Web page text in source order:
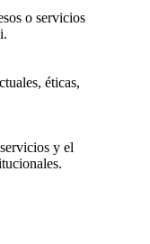
o servicios
éticas,
y el